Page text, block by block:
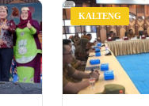
KALTENG